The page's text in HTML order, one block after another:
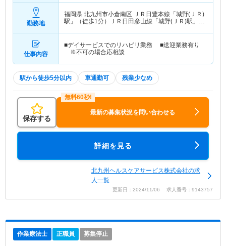
勤務地
福岡県 北九州市小倉南区 ＪＲ日豊本線「城野(ＪＲ)
駅」（徒歩1分）ＪＲ日田彦山線「城野(ＪＲ)駅」
仕事内容
■デイサービスでのリハビリ業務 ■送迎業務有り
※不可の場合応相談
駅から徒歩5分以内 車通勤可 残業少なめ
保存する
最新の募集状況を問い合わせる
詳細を見る
北九州ヘルスケアサービス株式会社の求
人一覧
更新日：2024/11/06 求人番号：9143757
作業療法士 正職員 募集停止